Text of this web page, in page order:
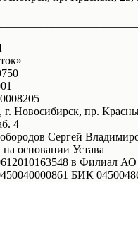
г. Новосибирск, пр.
4
Сергей
основании Устава
в Филиал
БИК